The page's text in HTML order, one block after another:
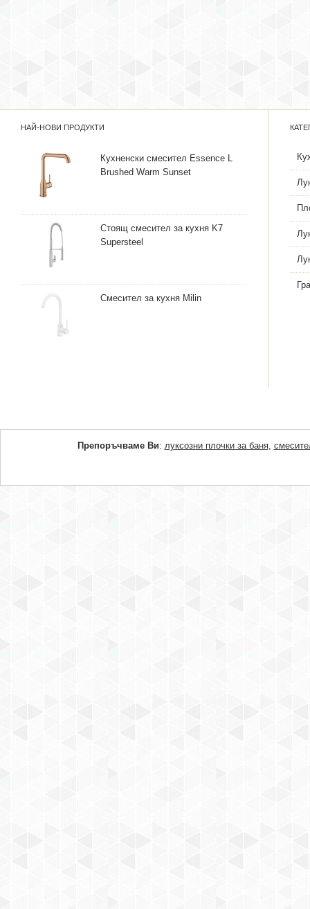
НАЙ-НОВИ ПРОДУКТИ
Кухненски смесител Essence L
Brushed Warm Sunset
Стоящ смесител за кухня K7
Supersteel
Смесител за кухня Milin
Препоръчваме Ви: луксозни плочки за баня,